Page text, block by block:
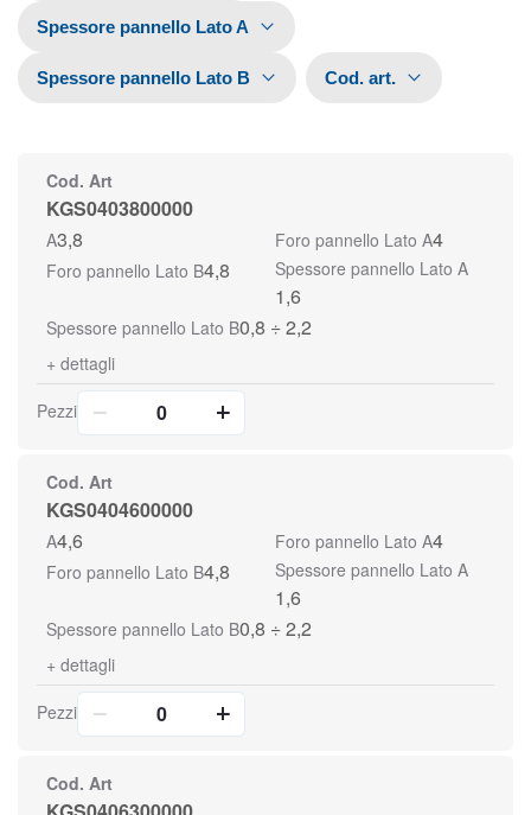
Spessore pannello Lato A
Spessore pannello Lato B Cod. art.
Cod. Art
KGS0403800000
A3,8 Foro pannello Lato A4
Foro pannello Lato B4,8 Spessore pannello Lato A
1,6
Spessore pannello Lato B0,8 ÷ 2,2
+ dettagli
Pezzi
Cod. Art
KGS0404600000
A4,6 Foro pannello Lato A4
Foro pannello Lato B4,8 Spessore pannello Lato A
1,6
Spessore pannello Lato B0,8 ÷ 2,2
+ dettagli
Pezzi
Cod. Art